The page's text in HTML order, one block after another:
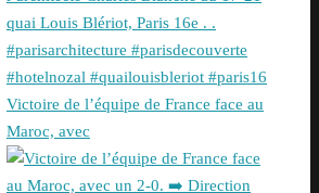
Victoire de l’équipe de France face au
Maroc, avec